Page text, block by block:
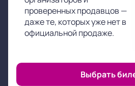
проверенных продавцов —
даже те, которых уже нет в
официальной продаже.
Выбрать